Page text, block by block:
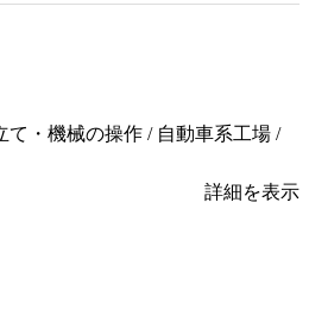
て・機械の操作 / 自動車系工場 /
詳細を表示